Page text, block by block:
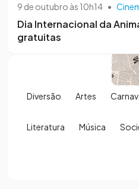
9 de outubro às 10h14 •
Dia Internacional da
gratuitas
Diversão Artes
Literatura Música